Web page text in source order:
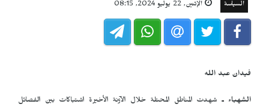
السياسة الإثنين, 22 يوليو 2024, 08:15
فيدان عبد الله
الشهباء ـ شهدت المناطق المحتلة خلال الآونة الأخيرة اشتباكات بين الفصائل